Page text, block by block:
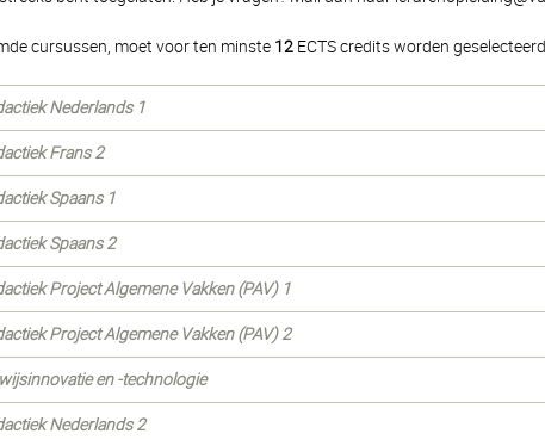
cursussen, moet voor ten minste 12 ECTS credits worden geselecteerd.
Nederlands 1
Frans 2
Spaans 1
Spaans 2
Project Algemene Vakken (PAV) 1
Project Algemene Vakken (PAV) 2
en -technologie
Nederlands 2